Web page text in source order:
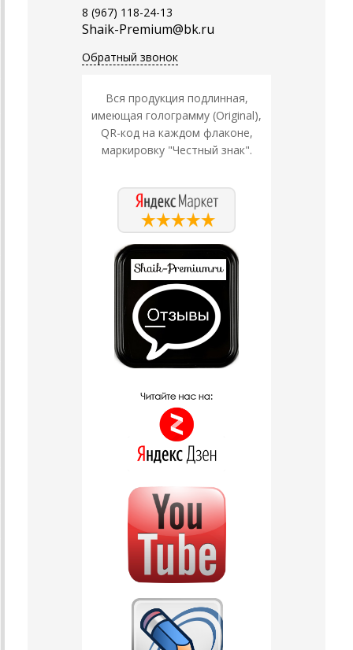
8 (967) 118-24-13
Shaik-Premium@bk.ru
Обратный звонок
Вся продукция подлинная,
имеющая голограмму (Original),
QR-код на каждом флаконе,
маркировку "Честный знак".